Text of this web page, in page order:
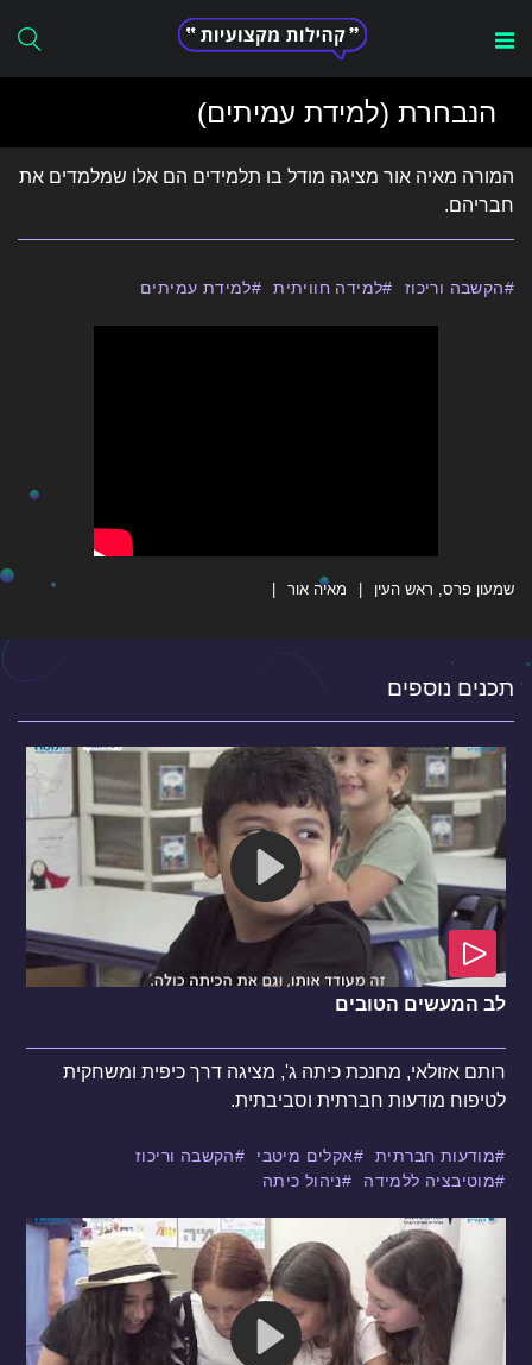
for:
הנבחרת (למידת עמיתים)
המורה מאיה אור מציגה מודל בו תלמידים הם אלו שמלמדים את
חבריהם.
הקשבה וריכוז למידה חוויתית למידת עמיתים
שמעון פרס, ראש העין מאיה אור
תכנים נוספים
לב המעשים הטובים
רותם אזולאי, מחנכת כיתה ג', מציגה דרך כיפית ומשחקית
לטיפוח מודעות חברתית וסביבתית.
מודעות חברתית אקלים מיטבי
הקשבה וריכוז
מוטיבציה ללמידה
ניהול כיתה